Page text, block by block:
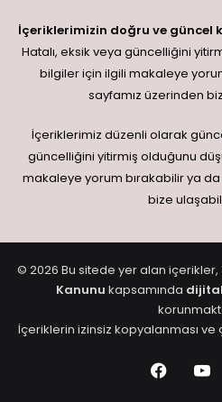
İçeriklerimizin doğru ve güncel
Hatalı, eksik veya güncelliğini
bilgiler için ilgili makaleye
sayfamız üzerinden
İçeriklerimiz düzenli olarak
güncelliğini yitirmiş olduğunu
makaleye yorum bırakabilir ya
bize
© 2026 Bu sitede yer alan içerikler,
Kanunu kapsamında
İçeriklerin izinsiz kopyalanması ve